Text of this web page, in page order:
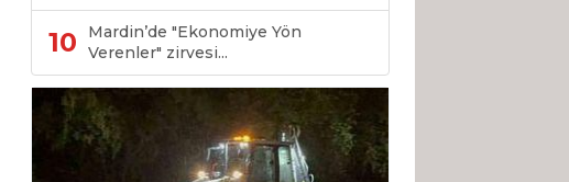
10
Mardin’de "Ekonomiye Yön
Verenler" zirvesi...